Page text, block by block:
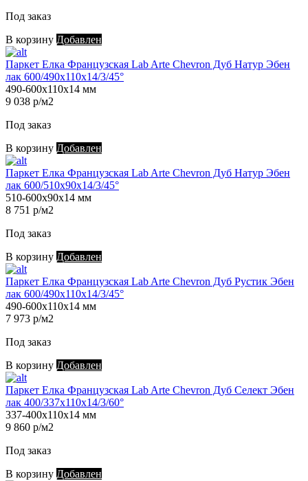
Под заказ
В корзину Добавлен
Паркет Елка Французская Lab Arte Chevron Дуб Натур Эбен
лак 600/490х110х14/3/45°
490-600х110х14 мм
9 038 р/м2
Под заказ
В корзину Добавлен
Паркет Елка Французская Lab Arte Chevron Дуб Натур Эбен
лак 600/510х90х14/3/45°
510-600х90х14 мм
8 751 р/м2
Под заказ
В корзину Добавлен
Паркет Елка Французская Lab Arte Chevron Дуб Рустик Эбен
лак 600/490х110х14/3/45°
490-600х110х14 мм
7 973 р/м2
Под заказ
В корзину Добавлен
Паркет Елка Французская Lab Arte Chevron Дуб Селект Эбен
лак 400/337х110х14/3/60°
337-400х110х14 мм
9 860 р/м2
Под заказ
В корзину Добавлен